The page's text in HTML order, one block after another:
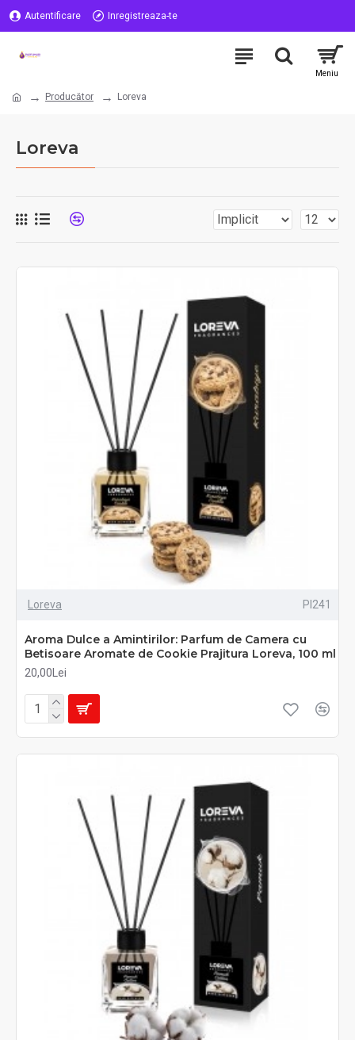
Autentificare Inregistreaza-te
Producător Loreva
Loreva
Loreva PI241
Aroma Dulce a Amintirilor: Parfum de Camera cu
Betisoare Aromate de Cookie Prajitura Loreva, 100 ml
20,00Lei